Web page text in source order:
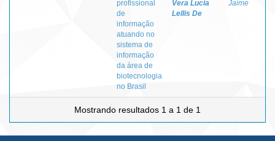
profissional
de
informação
atuando no
sistema de
informação
da área de
biotecnologia
no Brasil
Vera Lucia
Lellis De
Jaime
Mostrando resultados 1 a 1 de 1